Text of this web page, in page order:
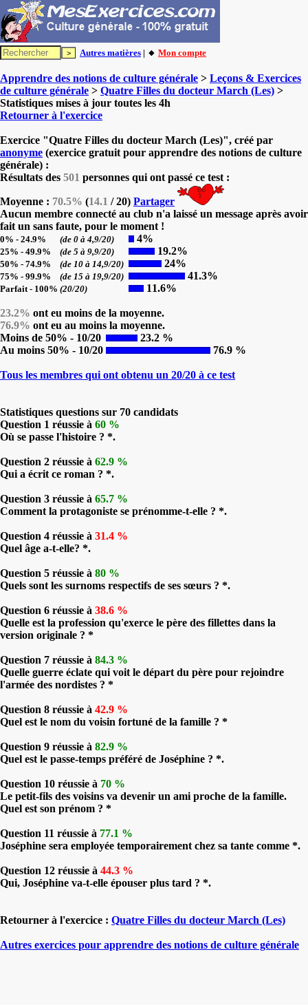
Autres matières | 🔸 Mon compte
Apprendre des notions de culture générale > Leçons & Exercices
de culture générale > Quatre Filles du docteur March (Les) >
Statistiques mises à jour toutes les 4h
Retourner à l'exercice
Exercice "Quatre Filles du docteur March (Les)", créé par
anonyme (exercice gratuit pour apprendre des notions de culture
générale) :
Résultats des 501 personnes qui ont passé ce test :
Moyenne : 70.5% (14.1 / 20) Partager
Aucun membre connecté au club n'a laissé un message après avoir
fait un sans faute, pour le moment !
0% - 24.9% (de 0 à 4,9/20) 4%
25% - 49.9% (de 5 à 9,9/20) 19.2%
50% - 74.9% (de 10 à 14,9/20) 24%
75% - 99.9% (de 15 à 19,9/20) 41.3%
Parfait - 100% (20/20) 11.6%
23.2% ont eu moins de la moyenne.
76.9% ont eu au moins la moyenne.
Moins de 50% - 10/20
23.2 %
Au moins 50% - 10/20
76.9 %
Tous les membres qui ont obtenu un 20/20 à ce test
Statistiques questions sur 70 candidats
Question 1 réussie à 60 %
Où se passe l'histoire ? *.
Question 2 réussie à 62.9 %
Qui a écrit ce roman ? *.
Question 3 réussie à 65.7 %
Comment la protagoniste se prénomme-t-elle ? *.
Question 4 réussie à 31.4 %
Quel âge a-t-elle? *.
Question 5 réussie à 80 %
Quels sont les surnoms respectifs de ses sœurs ? *.
Question 6 réussie à 38.6 %
Quelle est la profession qu'exerce le père des fillettes dans la
version originale ? *
Question 7 réussie à 84.3 %
Quelle guerre éclate qui voit le départ du père pour rejoindre
l'armée des nordistes ? *
Question 8 réussie à 42.9 %
Quel est le nom du voisin fortuné de la famille ? *
Question 9 réussie à 82.9 %
Quel est le passe-temps préféré de Joséphine ? *.
Question 10 réussie à 70 %
Le petit-fils des voisins va devenir un ami proche de la famille.
Quel est son prénom ? *
Question 11 réussie à 77.1 %
Joséphine sera employée temporairement chez sa tante comme *.
Question 12 réussie à 44.3 %
Qui, Joséphine va-t-elle épouser plus tard ? *.
Retourner à l'exercice : Quatre Filles du docteur March (Les)
Autres exercices pour apprendre des notions de culture générale